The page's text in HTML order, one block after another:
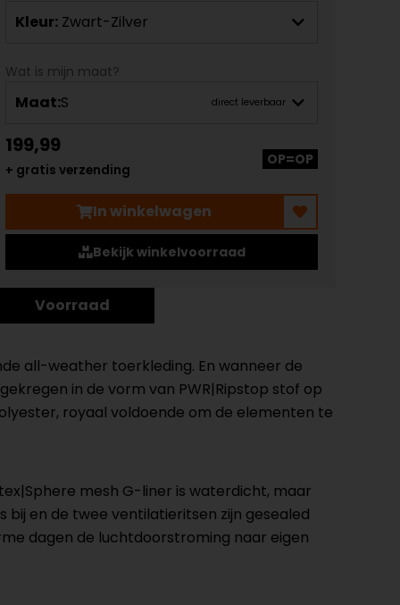
Kleur: Zwart-Zilver
Wat is mijn maat?
Maat:S direct leverbaar
199,99
+ gratis verzending
OP=OP
In winkelwagen
Bekijk winkelvoorraad
Voorraad
all-weather toerkleding. En wanneer de
in de vorm van PWR|Ripstop stof op
royaal voldoende om de elementen te
mesh G-liner is waterdicht, maar
en de twee ventilatieritsen zijn gesealed
dagen de luchtdoorstroming naar eigen